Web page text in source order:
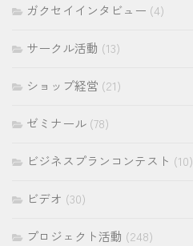
ガクセイインタビュー (4)
サークル活動 (13)
ショップ経営 (21)
ゼミナール (78)
ビジネスプランコンテスト (10)
ビデオ (30)
プロジェクト活動 (248)